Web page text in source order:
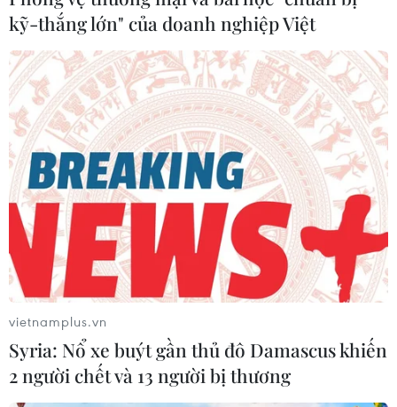
kỹ-thắng lớn" của doanh nghiệp Việt
vietnamplus.vn
Syria: Nổ xe buýt gần thủ đô Damascus khiến
2 người chết và 13 người bị thương